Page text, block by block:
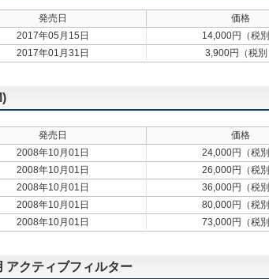
発売日
価格
2017年05月15日
14,000円（税別
2017年01月31日 3,900円（税別
発売日
価格
2008年10月01日
24,000円（税別
2008年10月01日
26,000円（税別
2008年10月01日
36,000円（税別
2008年10月01日
80,000円（税別
2008年10月01日 73,000円（税別
アクティブフィルター